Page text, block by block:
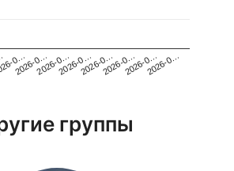
0…
2026-0…2026-0…2026-0…2026-0…2026-0…2026-0…2026-0…
группы